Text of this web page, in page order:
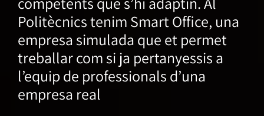
Politècnics tenim Smart Office, una
empresa simulada que et permet
treballar com si ja pertanyessis a
l’equip de professionals d’una
empresa real